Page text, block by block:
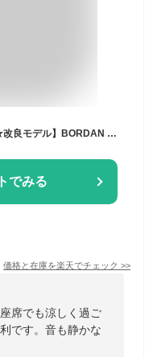
P5倍・500円クーポンあり！【超人気★改良モデル】BORDAN 車用扇風機 車載 扇風機 後部座席 梅雨対策 ツインファン 車載扇風機 ヘッドレスト 車内扇風機 シガーソケット 12V 強力 サーキュレーター 静音設計 暑さ 対策 液晶画面 風量12段階変速 1年保証
でみる
価格と在庫を楽天でチェック >>
席でも涼しく過ご
です。音も静かな